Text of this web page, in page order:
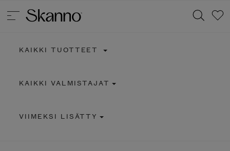
KAIKKI TUOTTEET
KAIKKI VALMISTAJAT
VIIMEKSI LISÄTTY